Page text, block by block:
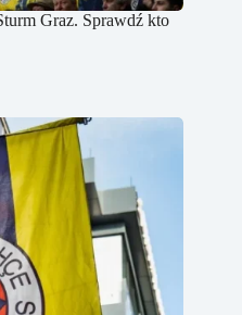
Graz. Sprawdź kto